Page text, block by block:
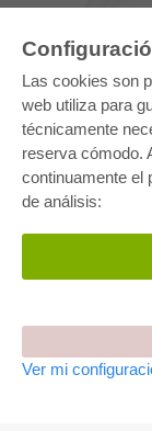
Las cookies son
web utiliza para
técnicamente
reserva cómodo.
continuamente el
de análisis:
Ver mi
E-COLLECTION
Paquete entero
Paquete de especialidades
Facilitación de E-Books
Preguntas mas
Condiciones